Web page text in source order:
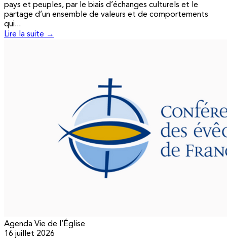
pays et peuples, par le biais d’échanges culturels et le
partage d’un ensemble de valeurs et de comportements
qui...
Lire la suite →
Agenda Vie de l’Église
16 juillet 2026